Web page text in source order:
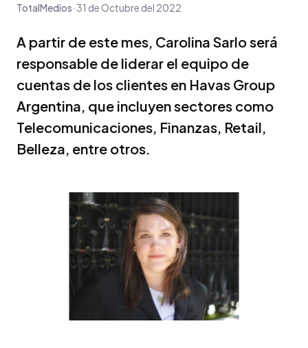
TotalMedios 31 de Octubre del 2022
A partir de este mes, Carolina Sarlo será
responsable de liderar el equipo de
cuentas de los clientes en Havas Group
Argentina, que incluyen sectores como
Telecomunicaciones, Finanzas, Retail,
Belleza, entre otros.